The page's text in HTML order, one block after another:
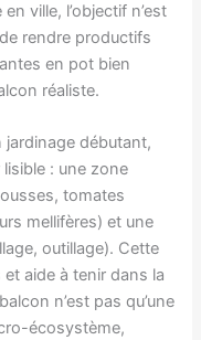
ville, l’objectif n’est
rendre productifs
en pot bien
réaliste.
jardinage débutant,
: une zone
tomates
mellifères) et une
outillage). Cette
aide à tenir dans la
n’est pas qu’une
écosystème,